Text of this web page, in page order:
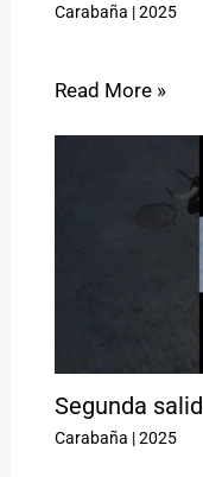
Carabaña |2025
Read More »
Segunda
Carabaña |2025